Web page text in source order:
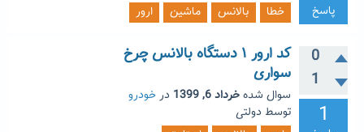
پاسخ
خطا
بالانس ماشین ارور
0
1
1
کد ارور ۱ دستگاه بالانس چرخ
سواری
سوال شدهخرداد 6, 1399 درخودرو
توسط دولتی